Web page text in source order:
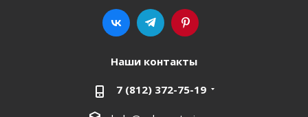
Наши контакты
7 (812) 372-75-19